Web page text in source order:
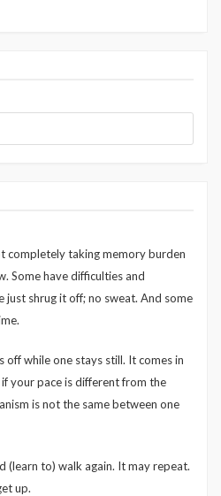
completely taking memory burden
Some have difficulties and
just shrug it off; no sweat. And some
off while one stays still. It comes in
your pace is different from the
is not the same between one
(learn to) walk again. It may repeat.
up.